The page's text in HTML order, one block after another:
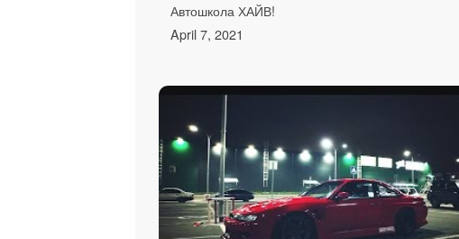
Автошкола ХАЙВ!
April 7, 2021